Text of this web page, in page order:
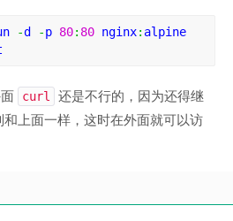
-d -p 80: 80 nginx: alpine
curl
还是不行的，因为还得继
上面一样，这时在外面就可以访